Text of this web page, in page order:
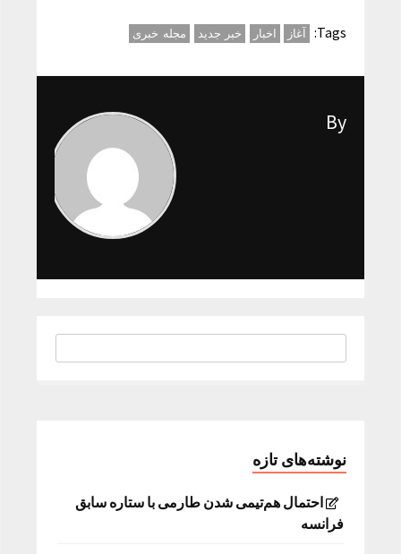
Tags: آغاز اخبار خبر جدید مجله خبری
By
نوشته‌های تازه
احتمال هم‌تیمی شدن طارمی با ستاره سابق
فرانسه